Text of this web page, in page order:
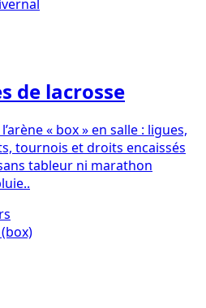
de lacrosse
« box » en salle : ligues,
tournois et droits encaissés
tableur ni marathon